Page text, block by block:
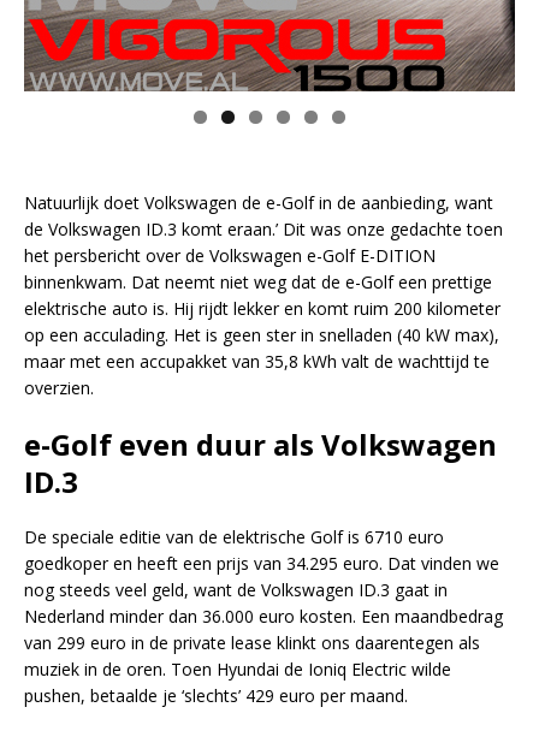
Natuurlijk doet Volkswagen de e-Golf in de aanbieding, want
de Volkswagen ID.3 komt eraan.’ Dit was onze gedachte toen
het persbericht over de Volkswagen e-Golf E-DITION
binnenkwam. Dat neemt niet weg dat de e-Golf een prettige
elektrische auto is. Hij rijdt lekker en komt ruim 200 kilometer
op een acculading. Het is geen ster in snelladen (40 kW max),
maar met een accupakket van 35,8 kWh valt de wachttijd te
overzien.
e-Golf even duur als Volkswagen
ID.3
De speciale editie van de elektrische Golf is 6710 euro
goedkoper en heeft een prijs van 34.295 euro. Dat vinden we
nog steeds veel geld, want de Volkswagen ID.3 gaat in
Nederland minder dan 36.000 euro kosten. Een maandbedrag
van 299 euro in de private lease klinkt ons daarentegen als
muziek in de oren. Toen Hyundai de Ioniq Electric wilde
pushen, betaalde je ‘slechts’ 429 euro per maand.